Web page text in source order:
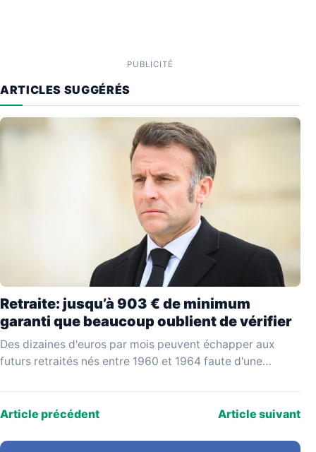
PUBLICITÉ
ARTICLES SUGGÉRÉS
Retraite: jusqu’à 903 € de minimum
garanti que beaucoup oublient de vérifier
Des dizaines d'euros par mois peuvent échapper aux
futurs retraités nés entre 1960 et 1964 faute d'une
Article précédent Article suivant